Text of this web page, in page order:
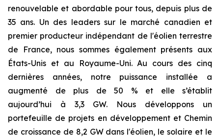
renouvelable et abordable pour tous, depuis plus de
35 ans. Un des leaders sur le marché canadien et
premier producteur indépendant de l'éolien terrestre
de France, nous sommes également présents aux
États-Unis et au Royaume-Uni. Au cours des cinq
dernières années, notre puissance installée a
augmenté de plus de 50 % et elle s’établit
aujourd’hui à 3,3 GW. Nous développons un
portefeuille de projets en développement et Chemin
de croissance de 8,2 GW dans l'éolien, le solaire et le